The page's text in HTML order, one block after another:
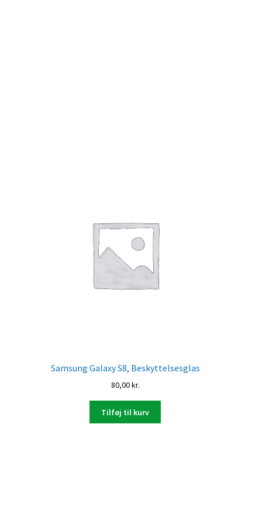
Samsung Galaxy S8, Beskyttelsesglas
80,00kr.
Tilføj til kurv